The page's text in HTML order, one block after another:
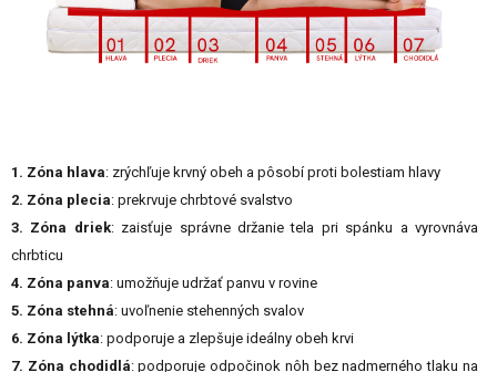
1. Zóna hlava: zrýchľuje krvný obeh a pôsobí proti bolestiam hlavy
2. Zóna plecia: prekrvuje chrbtové svalstvo
3. Zóna driek: zaisťuje správne držanie tela pri spánku a vyrovnáva
chrbticu
4. Zóna panva: umožňuje udržať panvu v rovine
5. Zóna stehná: uvoľnenie stehenných svalov
6. Zóna lýtka: podporuje a zlepšuje ideálny obeh krvi
7. Zóna chodidlá: podporuje odpočinok nôh bez nadmerného tlaku na